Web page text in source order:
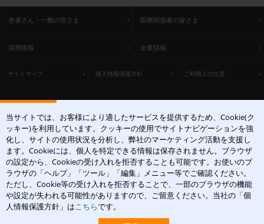
当サイトでは、お客様により適したサービスを提供するため、Cookie(ク
ッキー)を利用しています。クッキーの使用でサイトナビゲーションを強
化し、サイトの使用状況を分析し、弊社のマーケティング活動を支援し
ます。Cookieには、個人を特定できる情報は保存されません。ブラウザ
の設定から、Cookieの受け入れを拒否することも可能です。お使いのブ
ラウザの「ヘルプ」「ツール」「編集」メニュー等でご確認ください。
ただし、Cookie等の受け入れを拒否することで、一部のブラウザの機能
や設定が失われる可能性がありますので、ご留意ください。当社の「個
人情報保護方針」はこちらです。
患者さん・一般の皆さま 医療関係者の皆さま
採用情報 企業情報
サイトマップ 個人情報保護方針 ご利用上の注意
ACCESS
〒531-0071 大阪府大阪市北区中津1丁目5-22
[アクセスマップ]
皮膚科学領域での卓越した貢献を